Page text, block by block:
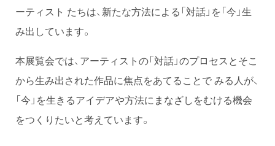
ーティスト たちは、新たな方法による「対話」を「今」生
み出しています。
本展覧会では、アーティストの「対話」のプロセスとそこ
から生み出された作品に焦点をあてることで みる人が、
「今」を生きるアイデアや方法にまなざしをむける機会
をつくりたいと考えています。